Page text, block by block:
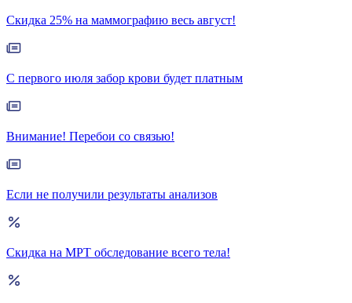
Скидка 25% на маммографию весь август!
С первого июля забор крови будет платным
Внимание! Перебои со связью!
Если не получили результаты анализов
Скидка на МРТ обследование всего тела!